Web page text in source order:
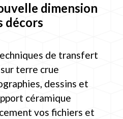
dimension
décors
de transfert
terre crue
dessins et
céramique
vos fichiers et